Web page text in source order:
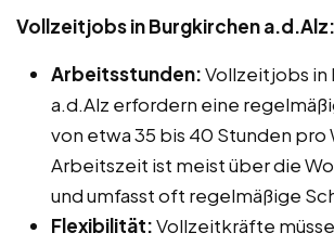
Vollzeitjobs in Burgkirchen a.d.Alz:
Arbeitsstunden:Vollzeitjobs in
a.d.Alz erfordern eine
von etwa 35 bis 40 Stunden pro
Arbeitszeit ist meist über die
und umfasst oft regelmäßige
Flexibilität:Vollzeitkräfte